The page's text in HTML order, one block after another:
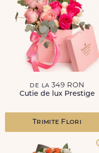
de la 349 RON
Cutie de lux Prestige
Trimite Flori